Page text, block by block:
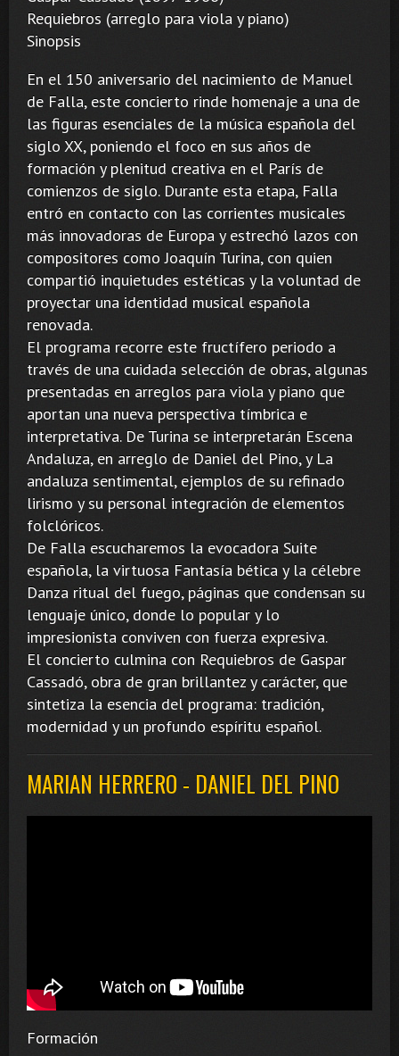
Requiebros (arreglo para viola y piano)
Sinopsis
En el 150 aniversario del nacimiento de Manuel
de Falla, este concierto rinde homenaje a una de
las figuras esenciales de la música española del
siglo XX, poniendo el foco en sus años de
formación y plenitud creativa en el París de
comienzos de siglo. Durante esta etapa, Falla
entró en contacto con las corrientes musicales
más innovadoras de Europa y estrechó lazos con
compositores como Joaquín Turina, con quien
compartió inquietudes estéticas y la voluntad de
proyectar una identidad musical española
renovada.
El programa recorre este fructífero periodo a
través de una cuidada selección de obras, algunas
presentadas en arreglos para viola y piano que
aportan una nueva perspectiva tímbrica e
interpretativa. De Turina se interpretarán Escena
Andaluza, en arreglo de Daniel del Pino, y La
andaluza sentimental, ejemplos de su refinado
lirismo y su personal integración de elementos
folclóricos.
De Falla escucharemos la evocadora Suite
española, la virtuosa Fantasía bética y la célebre
Danza ritual del fuego, páginas que condensan su
lenguaje único, donde lo popular y lo
impresionista conviven con fuerza expresiva.
El concierto culmina con Requiebros de Gaspar
Cassadó, obra de gran brillantez y carácter, que
sintetiza la esencia del programa: tradición,
modernidad y un profundo espíritu español.
MARIAN HERRERO - DANIEL DEL PINO
Formación